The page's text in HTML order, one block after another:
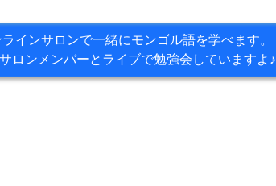
ラインサロンで一緒にモンゴル語を学べます。
ロンメンバーとライブで勉強会していますよ♪